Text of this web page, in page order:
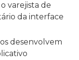
varejista de
da interface
desenvolvem